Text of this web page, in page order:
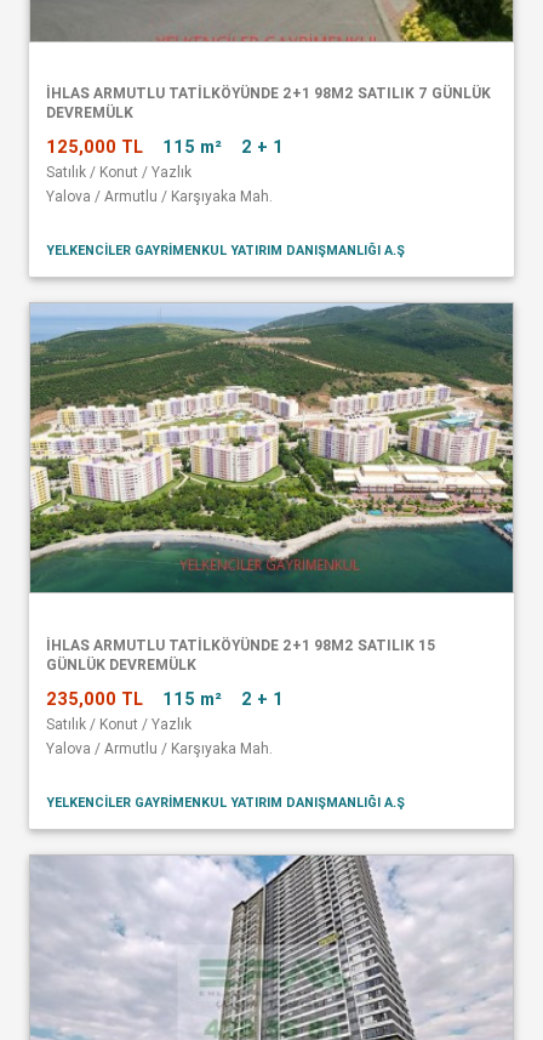
İHLAS ARMUTLU TATİLKÖYÜNDE 2+1 98M2 SATILIK 7 GÜNLÜK
DEVREMÜLK
125,000 TL 115 m² 2 + 1
Satılık / Konut / Yazlık
Yalova / Armutlu / Karşıyaka Mah.
YELKENCİLER GAYRİMENKUL YATIRIM DANIŞMANLIĞI A.Ş
İHLAS ARMUTLU TATİLKÖYÜNDE 2+1 98M2 SATILIK 15
GÜNLÜK DEVREMÜLK
235,000 TL 115 m² 2 + 1
Satılık / Konut / Yazlık
Yalova / Armutlu / Karşıyaka Mah.
YELKENCİLER GAYRİMENKUL YATIRIM DANIŞMANLIĞI A.Ş